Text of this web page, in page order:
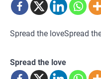
Spread the loveSpread
Spread the love